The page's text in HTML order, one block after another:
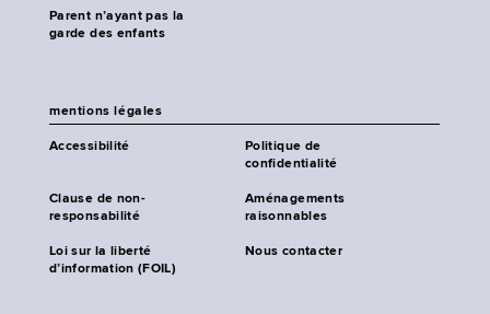
Parent n’ayant pas la
garde des enfants
mentions légales
Accessibilité
Politique de
confidentialité
Clause de non-
responsabilité
Aménagements
raisonnables
Loi sur la liberté
d’information (FOIL)
Nous contacter